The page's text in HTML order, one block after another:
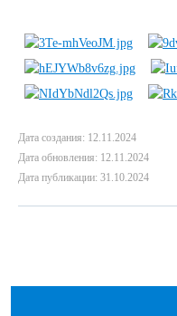
Дата создания: 12.11.2024
Дата обновления: 12.11.2024
Дата публикации: 31.10.2024